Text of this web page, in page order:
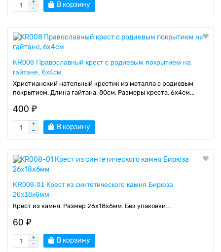
В корзину
KR008 Православный крест с родиевым покрытием на
гайтане, 6х4см
Христианский нательный крестик из металла с родиевым
покрытием. Длина гайтана: 80см. Размеры креста: 6х4см...
400 ₽
В корзину
KR008-01 Крест из синтетического камня Бирюза
26х18х6мм
Крест из камня. Размер 26х18х6мм. Без упаковки...
60 ₽
В корзину